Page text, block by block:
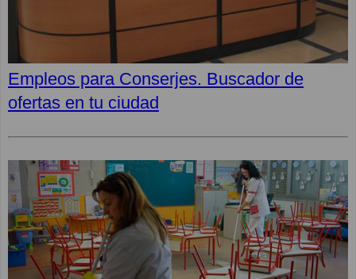
Empleos para Conserjes. Buscador de
ofertas en tu ciudad